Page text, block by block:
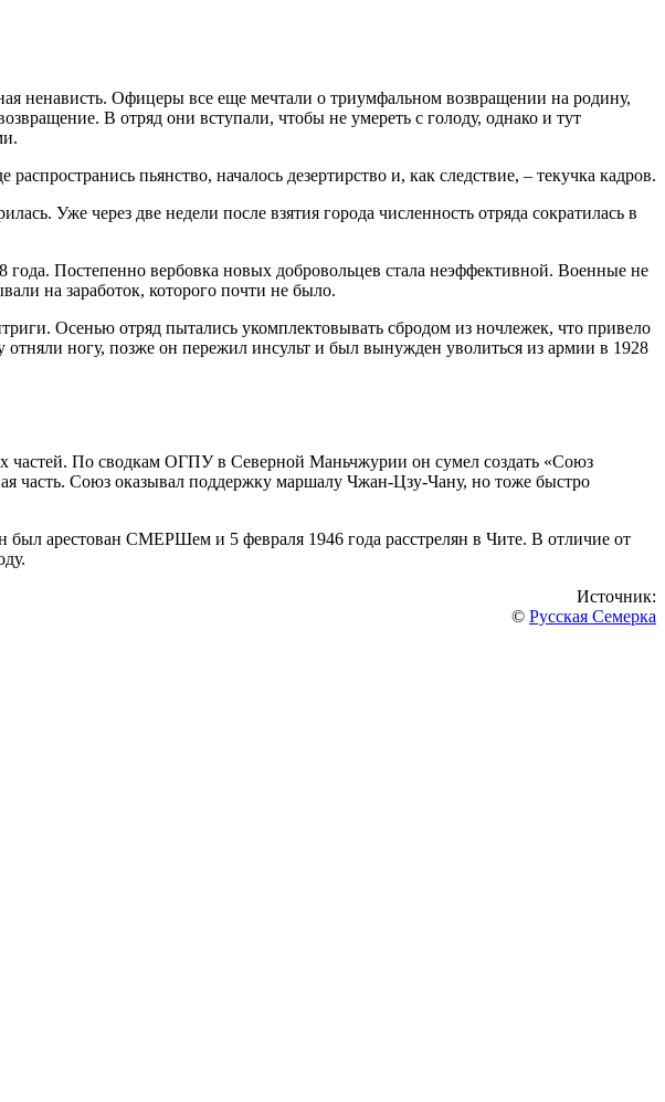
ненависть. Офицеры все еще мечтали о триумфальном возвращении на родину,
В отряд они вступали, чтобы не умереть с голоду, однако и тут
пьянство, началось дезертирство и, как следствие, – текучка кадров.
Уже через две недели после взятия города численность отряда сократилась в
Постепенно вербовка новых добровольцев стала неэффективной. Военные не
на заработок, которого почти не было.
Осенью отряд пытались укомплектовывать сбродом из ночлежек, что привело
ногу, позже он пережил инсульт и был вынужден уволиться из армии в 1928
частей. По сводкам ОГПУ в Северной Маньчжурии он сумел создать «Союз
часть. Союз оказывал поддержку маршалу Чжан-Цзу-Чану, но тоже быстро
арестован СМЕРШем и 5 февраля 1946 года расстрелян в Чите. В отличие от
Источник:
© Русская Семерка